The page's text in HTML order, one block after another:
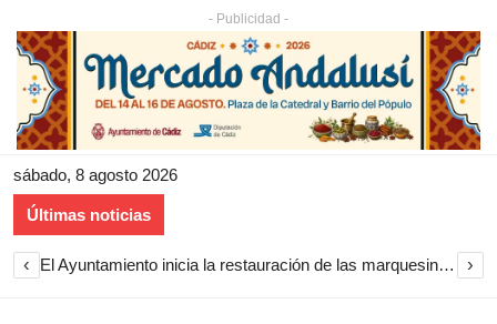
- Publicidad -
sábado, 8 agosto 2026
Últimas noticias
‹ El Ayuntamiento inicia la restauración de las marquesinas de Plaza Esteve para volver a instalarlas en el centro de Jerez ›